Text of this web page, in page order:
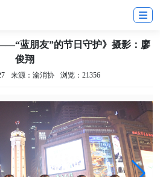
蓝朋友”的节日守护》摄影：廖
俊翔
来源：渝消协 浏览：21356